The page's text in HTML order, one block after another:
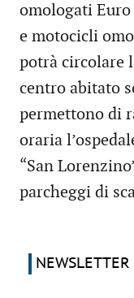
omologati
e motocicli
potrà circolare
centro abitato
permettono di
oraria
“San
parcheggi di
NEWSLETTER